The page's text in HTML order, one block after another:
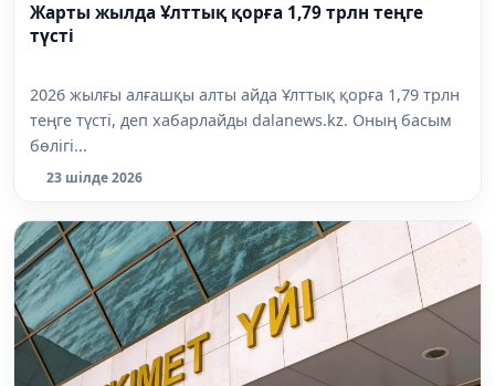
Жарты жылда Ұлттық қорға 1,79 трлн теңге
түсті
2026 жылғы алғашқы алты айда Ұлттық қорға 1,79 трлн
теңге түсті, деп хабарлайды dalanews.kz. Оның басым
бөлігі...
23 шілде 2026